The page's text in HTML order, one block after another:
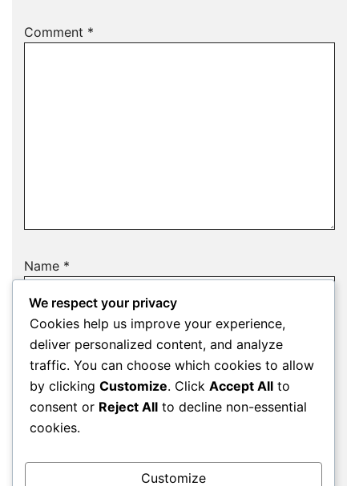
Comment *
Name *
Email*
Website
We respect your privacy
Cookies help us improve your experience,
deliver personalized content, and analyze
traffic. You can choose which cookies to allow
by clicking Customize. Click Accept All to
consent or Reject All to decline non-essential
cookies.
Customize